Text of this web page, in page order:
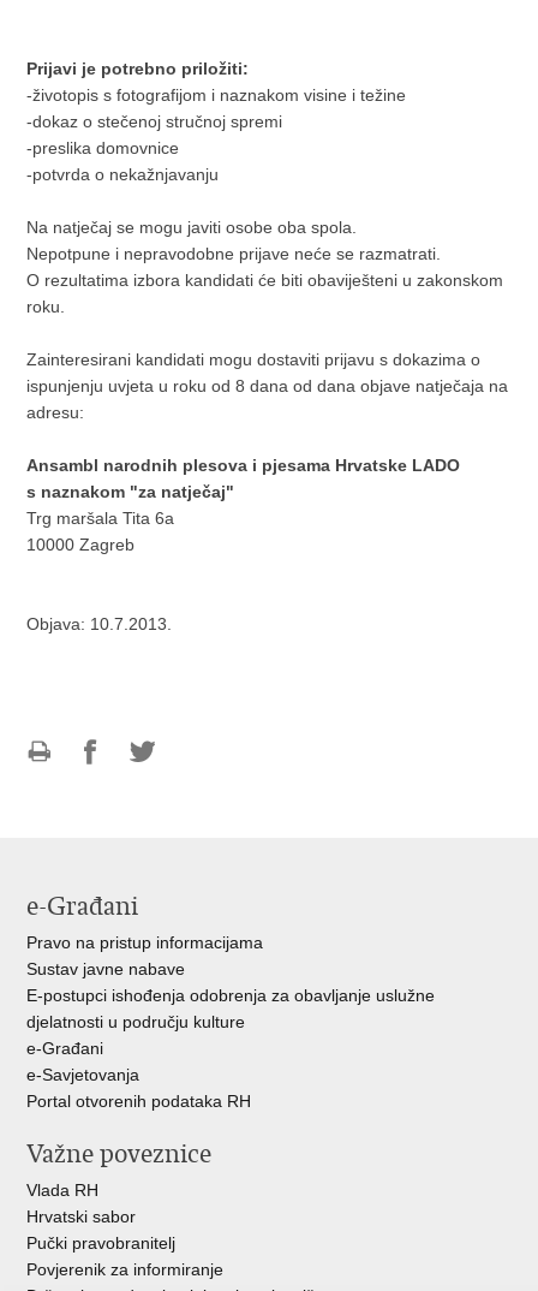
Prijavi je potrebno priložiti:
-životopis s fotografijom i naznakom visine i težine
-dokaz o stečenoj stručnoj spremi
-preslika domovnice
-potvrda o nekažnjavanju
Na natječaj se mogu javiti osobe oba spola.
Nepotpune i nepravodobne prijave neće se razmatrati.
O rezultatima izbora kandidati će biti obaviješteni u zakonskom
roku.
Zainteresirani kandidati mogu dostaviti prijavu s dokazima o
ispunjenju uvjeta u roku od 8 dana od dana objave natječaja na
adresu:
Ansambl narodnih plesova i pjesama Hrvatske LADO
s naznakom "za natječaj"
Trg maršala Tita 6a
10000 Zagreb
Objava: 10.7.2013.
e-Građani
Pravo na pristup informacijama
Sustav javne nabave
E-postupci ishođenja odobrenja za obavljanje uslužne
djelatnosti u području kulture
e-Građani
e-Savjetovanja
Portal otvorenih podataka RH
Važne poveznice
Vlada RH
Hrvatski sabor
Pučki pravobranitelj
Povjerenik za informiranje